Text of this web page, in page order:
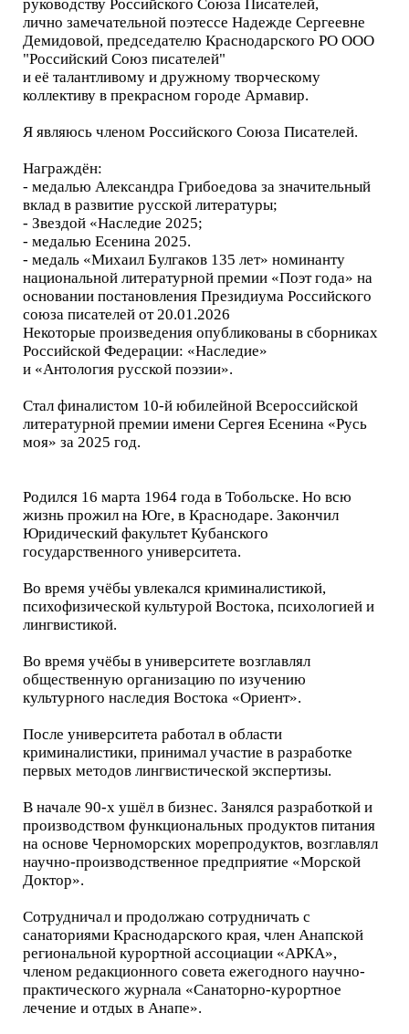
руководству Российского Союза Писателей,
лично замечательной поэтессе Надежде Сергеевне
Демидовой, председателю Краснодарского РО ООО
"Российский Союз писателей"
и её талантливому и дружному творческому
коллективу в прекрасном городе Армавир.
Я являюсь членом Российского Союза Писателей.
Награждён:
- медалью Александра Грибоедова за значительный
вклад в развитие русской литературы;
- Звездой «Наследие 2025;
- медалью Есенина 2025.
- медаль «Михаил Булгаков 135 лет» номинанту
национальной литературной премии «Поэт года» на
основании постановления Президиума Российского
союза писателей от 20.01.2026
Некоторые произведения опубликованы в сборниках
Российской Федерации: «Наследие»
и «Антология русской поэзии».
Стал финалистом 10-й юбилейной Всероссийской
литературной премии имени Сергея Есенина «Русь
моя» за 2025 год.
Родился 16 марта 1964 года в Тобольске. Но всю
жизнь прожил на Юге, в Краснодаре. Закончил
Юридический факультет Кубанского
государственного университета.
Во время учёбы увлекался криминалистикой,
психофизической культурой Востока, психологией и
лингвистикой.
Во время учёбы в университете возглавлял
общественную организацию по изучению
культурного наследия Востока «Ориент».
После университета работал в области
криминалистики, принимал участие в разработке
первых методов лингвистической экспертизы.
В начале 90-х ушёл в бизнес. Занялся разработкой и
производством функциональных продуктов питания
на основе Черноморских морепродуктов, возглавлял
научно-производственное предприятие «Морской
Доктор».
Сотрудничал и продолжаю сотрудничать с
санаториями Краснодарского края, член Анапской
региональной курортной ассоциации «АРКА»,
членом редакционного совета ежегодного научно-
практического журнала «Санаторно-курортное
лечение и отдых в Анапе».